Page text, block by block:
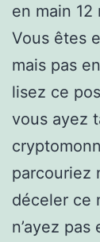
en main
Vous êtes
mais pas
lisez ce
vous ayez
parcouriez
déceler ce
n’ayez